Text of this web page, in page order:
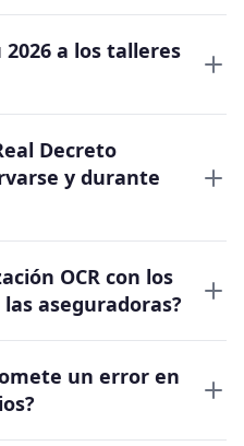
a los talleres
Decreto
y durante
OCR con los
aseguradoras?
un error en